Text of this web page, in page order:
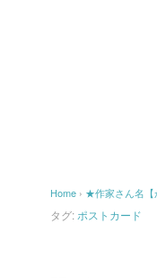
Home › ★作家さん名【
タグ: ポストカード